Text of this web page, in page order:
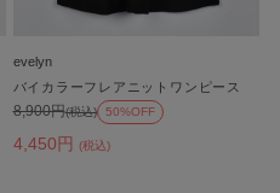
evelyn
バイカラーフレアニットワンピース
4,450円 (税込)
8,900円(税込) 50%OFF